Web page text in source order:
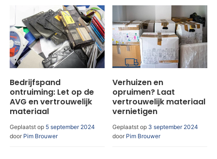
Bedrijfspand
ontruiming: Let op de
AVG en vertrouwelijk
materiaal
Geplaatst op 5 september 2024
door Pim Brouwer
Verhuizen en
opruimen? Laat
vertrouwelijk materiaal
vernietigen
Geplaatst op 3 september 2024
door Pim Brouwer